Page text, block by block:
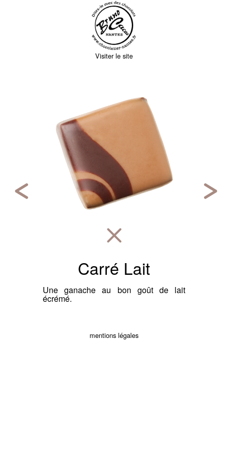
Visiter le site
Carré Lait
Une ganache au bon goût de lait
écrémé.
mentions légales